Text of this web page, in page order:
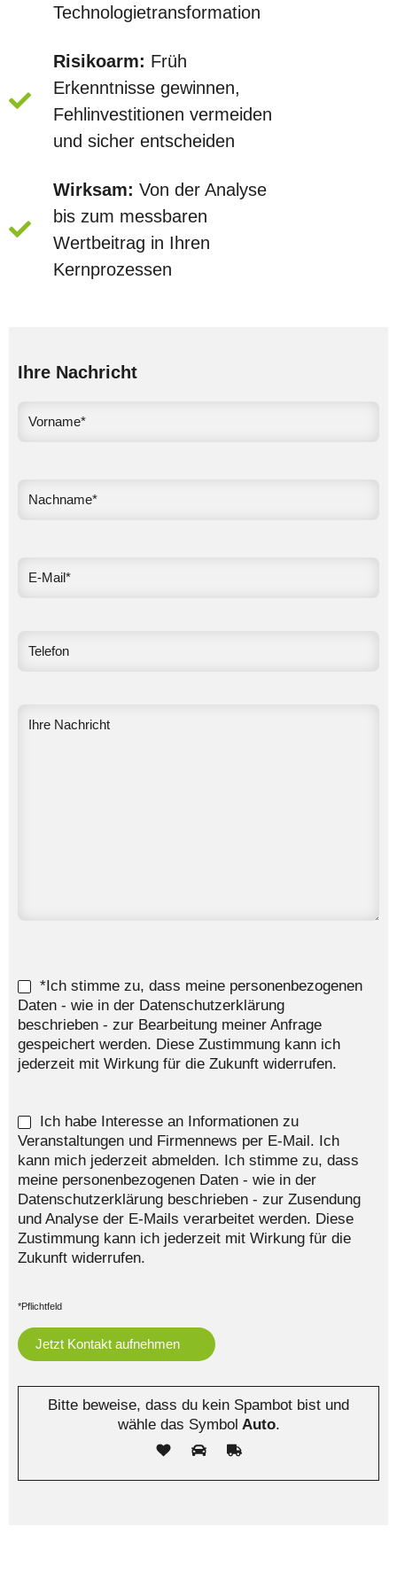
Technologietransformation
Risikoarm: Früh
Erkenntnisse gewinnen,
Fehlinvestitionen vermeiden
und sicher entscheiden
Wirksam: Von der Analyse
bis zum messbaren
Wertbeitrag in Ihren
Kernprozessen
Ihre Nachricht
*Ich stimme zu, dass meine personenbezogenen
Daten - wie in der Datenschutzerklärung
beschrieben - zur Bearbeitung meiner Anfrage
gespeichert werden. Diese Zustimmung kann ich
jederzeit mit Wirkung für die Zukunft widerrufen.
Ich habe Interesse an Informationen zu
Veranstaltungen und Firmennews per E-Mail. Ich
kann mich jederzeit abmelden. Ich stimme zu, dass
meine personenbezogenen Daten - wie in der
Datenschutzerklärung beschrieben - zur Zusendung
und Analyse der E-Mails verarbeitet werden. Diese
Zustimmung kann ich jederzeit mit Wirkung für die
Zukunft widerrufen.
*Pflichtfeld
Bitte beweise, dass du kein Spambot bist und
wähle das Symbol Auto.